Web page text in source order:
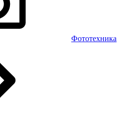
Фототехника